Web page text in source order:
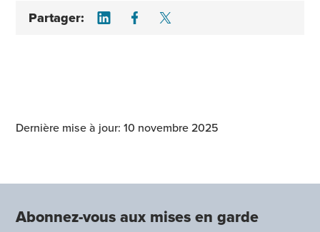
Partager: Share on LinkedIn
Share on Facebook
Dernière mise à jour: 10 novembre 2025
Abonnez-vous aux mises en garde